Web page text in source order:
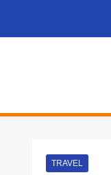
content
TRAVEL